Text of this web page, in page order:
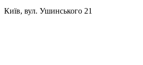
Київ, вул. Ушинського 21